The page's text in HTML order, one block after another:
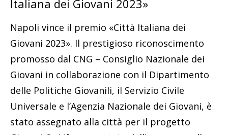
Italiana dei Giovani 2023»
Napoli vince il premio «Città Italiana dei
Giovani 2023». Il prestigioso riconoscimento
promosso dal CNG – Consiglio Nazionale dei
Giovani in collaborazione con il Dipartimento
delle Politiche Giovanili, il Servizio Civile
Universale e l’Agenzia Nazionale dei Giovani, è
stato assegnato alla città per il progetto